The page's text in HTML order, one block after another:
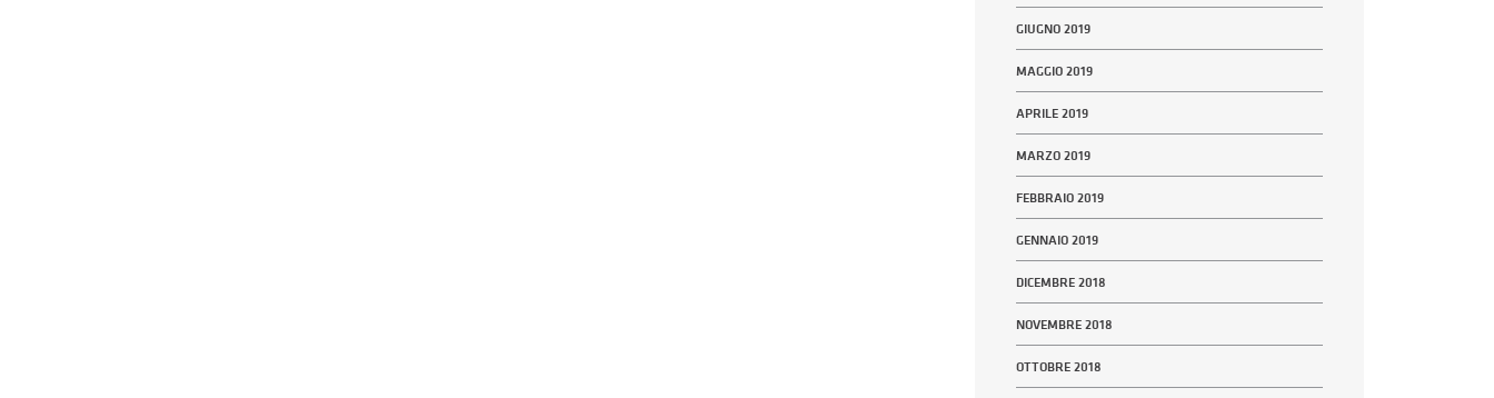
GIUGNO 2019
MAGGIO 2019
APRILE 2019
MARZO 2019
FEBBRAIO 2019
GENNAIO 2019
DICEMBRE 2018
NOVEMBRE 2018
OTTOBRE 2018